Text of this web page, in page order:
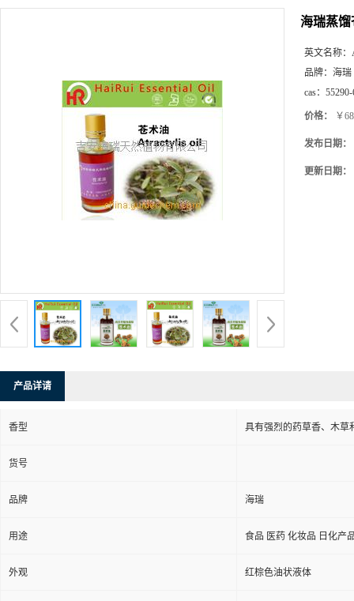
海瑞蒸馏
英文名称：
品牌： 海瑞
cas：
价格： ￥
发布日期：
更新日期：
产品详请
香型 具有强烈的药草香、木草
货号
品牌 海瑞
用途 食品 医药 化妆品 日化产
外观 红棕色油状液体